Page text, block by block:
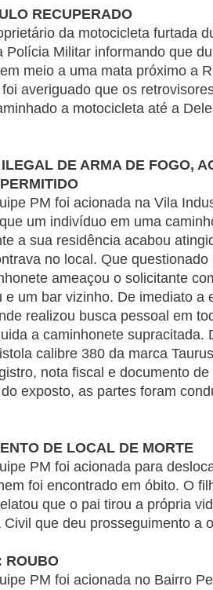
RECUPERADO
da motocicleta furtada
Polícia Militar informando que
meio a uma mata próximo a
averiguado que os
a motocicleta até a
DE ARMA DE FOGO,
PM foi acionada na Vila
um indivíduo em uma
a sua residência acabou
no local. Que
ameaçou o solicitante
e um bar vizinho. De imediato a
realizou busca pessoal em
a caminhonete supracitada.
calibre 380 da marca
nota fiscal e documento
exposto, as partes foram
DE LOCAL DE MORTE
PM foi acionada para
foi encontrado em óbito. O
que o pai tirou a própria
que deu prosseguimento a
ROUBO
PM foi acionada no Bairro